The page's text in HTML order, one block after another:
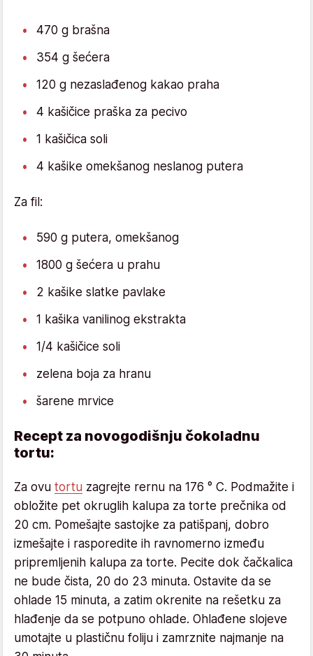
470 g brašna
354 g šećera
120 g nezaslađenog kakao praha
4 kašičice praška za pecivo
1 kašičica soli
4 kašike omekšanog neslanog putera
Za fil:
590 g putera, omekšanog
1800 g šećera u prahu
2 kašike slatke pavlake
1 kašika vanilinog ekstrakta
1/4 kašičice soli
zelena boja za hranu
šarene mrvice
Recept za novogodišnju čokoladnu
tortu:
Za ovu tortu zagrejte rernu na 176 ° C. Podmažite i
obložite pet okruglih kalupa za torte prečnika od
20 cm. Pomešajte sastojke za patišpanj, dobro
izmešajte i rasporedite ih ravnomerno između
pripremljenih kalupa za torte. Pecite dok čačkalica
ne bude čista, 20 do 23 minuta. Ostavite da se
ohlade 15 minuta, a zatim okrenite na rešetku za
hlađenje da se potpuno ohlade. Ohlađene slojeve
umotajte u plastičnu foliju i zamrznite najmanje na